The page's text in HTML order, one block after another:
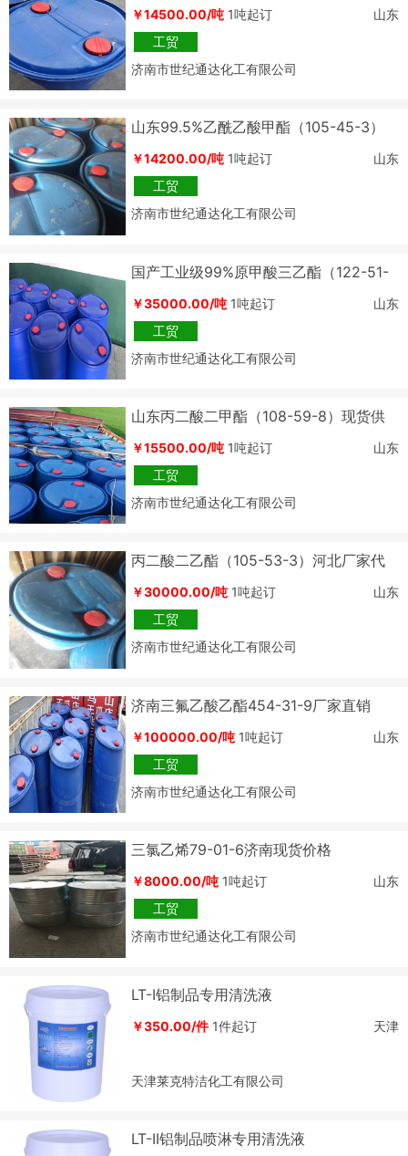
￥14500.00/吨 1吨起订
山东
工贸
济南市世纪通达化工有限公司
山东99.5%乙酰乙酸甲酯（105-45-3）
￥14200.00/吨 1吨起订
山东
工贸
济南市世纪通达化工有限公司
国产工业级99%原甲酸三乙酯（122-51-
￥35000.00/吨 1吨起订
山东
工贸
济南市世纪通达化工有限公司
山东丙二酸二甲酯（108-59-8）现货供
￥15500.00/吨 1吨起订
山东
工贸
济南市世纪通达化工有限公司
丙二酸二乙酯（105-53-3）河北厂家代
￥30000.00/吨 1吨起订
山东
工贸
济南市世纪通达化工有限公司
济南三氟乙酸乙酯454-31-9厂家直销
￥100000.00/吨 1吨起订
山东
工贸
济南市世纪通达化工有限公司
三氯乙烯79-01-6济南现货价格
￥8000.00/吨 1吨起订
山东
工贸
济南市世纪通达化工有限公司
LT-Ⅰ铝制品专用清洗液
￥350.00/件1件起订 天津
天津莱克特洁化工有限公司
LT-II铝制品喷淋专用清洗液